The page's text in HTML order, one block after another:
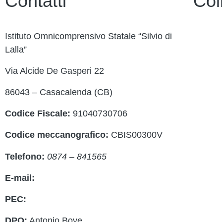
Istituto Omnicomprensivo Statale “Silvio di
Lalla”
Via Alcide De Gasperi 22
86043 – Casacalenda (CB)
Codice Fiscale: 91040730706
Codice meccanografico: CBIS00300V
Telefono: 0874 – 841565
E-mail:
PEC: